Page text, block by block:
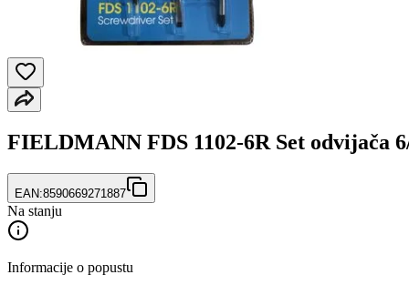
FIELDMANN FDS 1102-6R Set odvijača
EAN:8590669271887
Na stanju
Informacije o popustu